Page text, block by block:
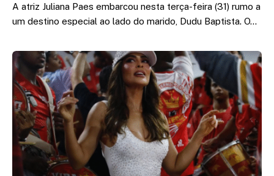
A atriz Juliana Paes embarcou nesta terça-feira (31) rumo a
um destino especial ao lado do marido, Dudu Baptista. O…